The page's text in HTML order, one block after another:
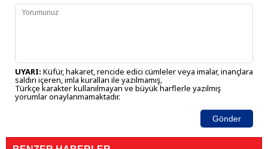
UYARI: Küfür, hakaret, rencide edici cümleler veya imalar, inançlara
saldırı içeren, imla kuralları ile yazılmamış,
Türkçe karakter kullanılmayan ve büyük harflerle yazılmış
yorumlar onaylanmamaktadır.
Gönder